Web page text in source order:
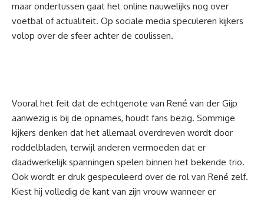
maar ondertussen gaat het online nauwelijks nog over
voetbal of actualiteit. Op sociale media speculeren kijkers
volop over de sfeer achter de coulissen.
Vooral het feit dat de echtgenote van René van der Gijp
aanwezig is bij de opnames, houdt fans bezig. Sommige
kijkers denken dat het allemaal overdreven wordt door
roddelbladen, terwijl anderen vermoeden dat er
daadwerkelijk spanningen spelen binnen het bekende trio.
Ook wordt er druk gespeculeerd over de rol van René zelf.
Kiest hij volledig de kant van zijn vrouw wanneer er